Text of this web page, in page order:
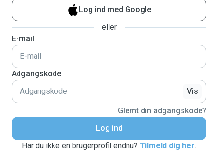
Log ind med Google
eller
E-mail
Adgangskode
Vis
Glemt din adgangskode?
Log ind
Har du ikke en brugerprofil endnu? Tilmeld dig her.